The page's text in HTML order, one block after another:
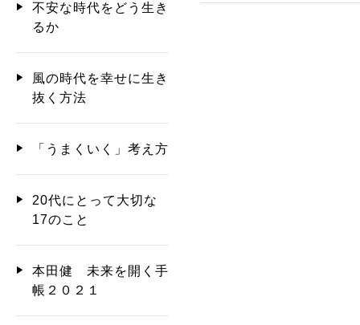
不安な時代をどう生き
るか
風の時代を幸せに生き
抜く方法
「うまくいく」考え方
20代にとって大切な
17のこと
本田健 未来を開く手
帳２０２１